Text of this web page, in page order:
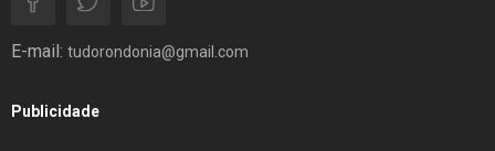
E-mail: tudorondonia@gmail.com
Publicidade